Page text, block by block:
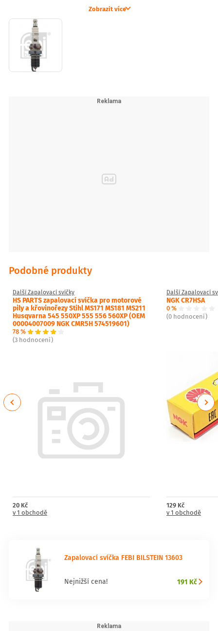
MITSUBISHI MD 357 531 (MD357531)
MITSUBISHI MS 851 861 (MS851861)
NISSAN 22401-WA016 (22401WA016)
NISSAN 22401-WA066 (22401WA066)
NISSAN 22401-53J16 (2240153J16)
NISSAN 22401-53J66 (2240153J66)
NISSAN 22401-53V16 (2240153V16)
OPEL 12 14 046 (1214046)
Zobrazit více
Podobné produkty
Další Zapalovací svíčky
HS PARTS zapalovací svíčka pro motorové
pily a křovinořezy Stihl MS171 MS181 MS211
Husqvarna 545 550XP 555 556 560XP (OEM
00004007009 NGK CMR5H 574519601)
78 %
(3 hodnocení)
20 Kč
v 1 obchodě
Další Zapalovací
NGK CR7HSA
0 %
(0 hodnocení)
129 Kč
v 1 obchodě
Previous Next
Zapalovací svíčka FEBI BILSTEIN 13603
Nejnižší cena! 191 Kč